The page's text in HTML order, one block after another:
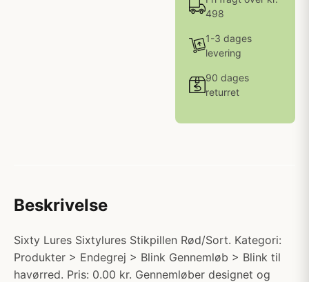
498
1-3 dages
levering
90 dages
returret
Beskrivelse
Sixty Lures Sixtylures Stikpillen Rød/Sort. Kategori:
Produkter > Endegrej > Blink Gennemløb > Blink til
havørred. Pris: 0.00 kr. Gennemløber designet og